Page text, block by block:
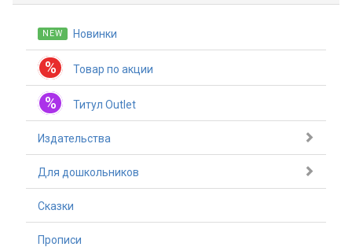
NEW Новинки
% Товар по акции
% Титул Outlet
Издательства
Для дошкольников
Сказки
Прописи